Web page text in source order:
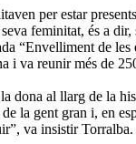
per estar
feminitat, és a
“Envelliment de
i va reunir més de
dona al llarg de la
la gent gran i, en
va insistir Torralba.